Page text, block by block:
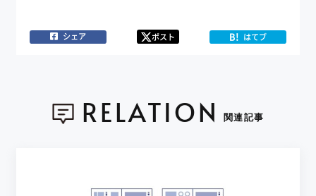
シェア ポスト B! はてブ
RELATION 関連記事